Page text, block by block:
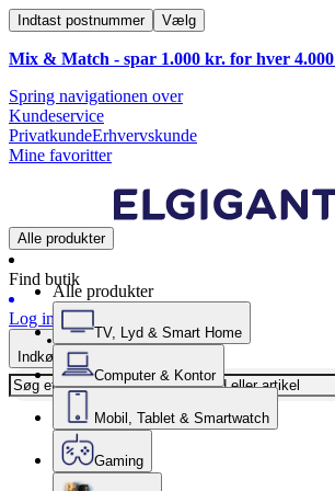
Indtast postnummer Vælg
Mix & Match - spar 1.000 kr. for hver
Spring navigationen over
Kundeservice
PrivatkundeErhvervskunde
Mine favoritter
Alle produkter
Find butik
Log ind
Indkøbskurv
Alle produkter
TV, Lyd & Smart Home
Computer & Kontor
Mobil, Tablet & Smartwatch
Gaming